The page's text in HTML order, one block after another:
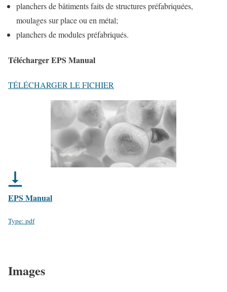
planchers de bâtiments faits de structures préfabriquées,
moulages sur place ou en métal;
planchers de modules préfabriqués.
Télécharger EPS Manual
TÉLÉCHARGER LE FICHIER
EPS Manual
Type: pdf
Images